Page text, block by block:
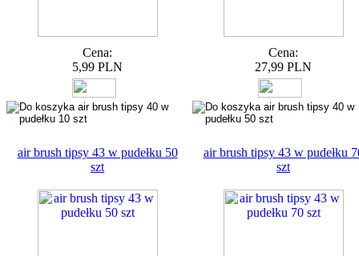
Cena:
5,99 PLN
Cena:
27,99 PLN
air brush tipsy 43 w pudełku 50
szt
air brush tipsy 43 w pudełku
szt